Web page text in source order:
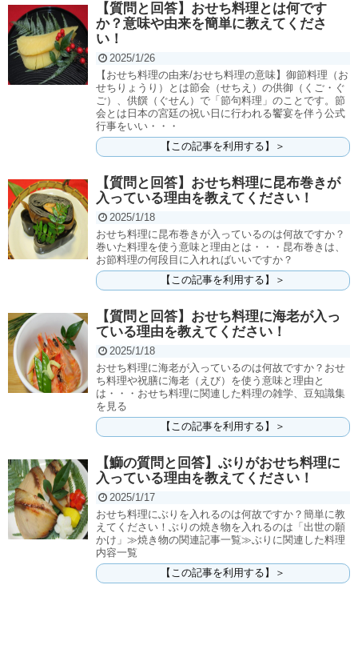
【質問と回答】おせち料理とは何です
か？意味や由来を簡単に教えてくださ
い！
2025/1/26
【おせち料理の由来/おせち料理の意味】御節料理（お
せちりょうり）とは節会（せちえ）の供御（くご・ぐ
ご）、供饌（ぐせん）で「節句料理」のことです。節
会とは日本の宮廷の祝い日に行われる饗宴を伴う公式
行事をいい・・・
【この記事を利用する】＞
【質問と回答】おせち料理に昆布巻きが
入っている理由を教えてください！
2025/1/18
おせち料理に昆布巻きが入っているのは何故ですか？
巻いた料理を使う意味と理由とは・・・昆布巻きは、
お節料理の何段目に入れればいいですか？
【この記事を利用する】＞
【質問と回答】おせち料理に海老が入っ
ている理由を教えてください！
2025/1/18
おせち料理に海老が入っているのは何故ですか？おせ
ち料理や祝膳に海老（えび）を使う意味と理由と
は・・・おせち料理に関連した料理の雑学、豆知識集
を見る
【この記事を利用する】＞
【鰤の質問と回答】ぶりがおせち料理に
入っている理由を教えてください！
2025/1/17
おせち料理にぶりを入れるのは何故ですか？簡単に教
えてください！ぶりの焼き物を入れるのは「出世の願
かけ」≫焼き物の関連記事一覧≫ぶりに関連した料理
内容一覧
【この記事を利用する】＞